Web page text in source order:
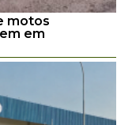
motos
em